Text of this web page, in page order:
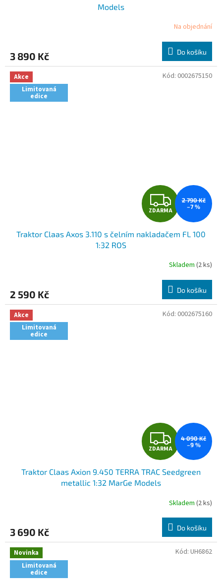
R
M
A
Models
Na objednání
3 890 Kč Do košíku
Akce
Limitovaná
edice
Z
D
A
R
M
A
ZDARMA
2 790 Kč
–7 %
Traktor Claas Axos 3.110 s čelním nakladačem FL 100
1:32 ROS
Skladem (2 ks)
2 590 Kč Do košíku
Kód: 0002675150
Akce
Limitovaná
edice
Z
D
A
R
M
A
ZDARMA
4 090 Kč
–9 %
Traktor Claas Axion 9.450 TERRA TRAC Seedgreen
metallic 1:32 MarGe Models
je
5,0
5
hvězdiček.
Skladem(2 ks)
3 690 Kč Do košíku
Kód: 0002675160
Novinka
Limitovaná
edice
Kód: UH6862